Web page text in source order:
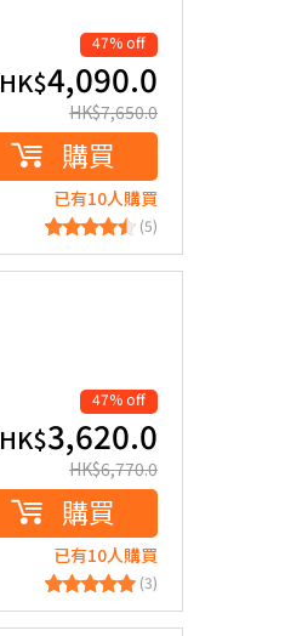
47% off
HK$4,090.0
HK$7,650.0
購買
已有10人購買
(5)
47% off
HK$3,620.0
HK$6,770.0
購買
已有10人購買
(3)